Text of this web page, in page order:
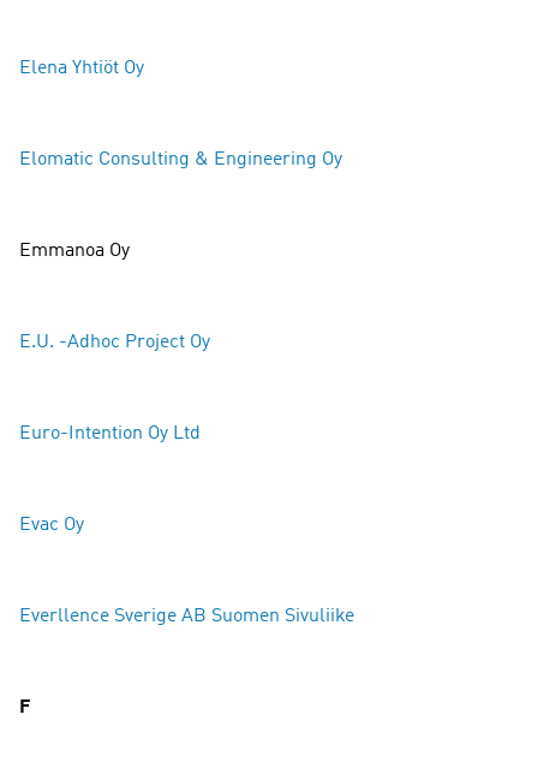
Elena Yhtiöt Oy
Elomatic Consulting & Engineering Oy
Emmanoa Oy
E.U. -Adhoc Project Oy
Euro-Intention Oy Ltd
Evac Oy
Everllence Sverige AB Suomen Sivuliike
F